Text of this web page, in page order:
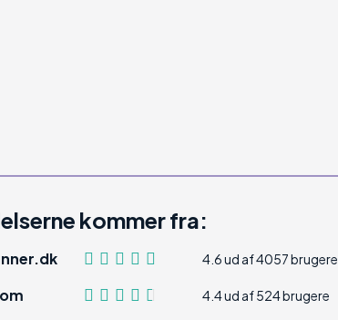
kommer fra:
4.6 ud af 4057 brugere
4.4 ud af 524 brugere